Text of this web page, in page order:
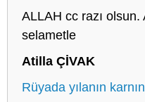
ALLAH cc razı
selametle
Atilla ÇİVAK
Rüyada yılanın